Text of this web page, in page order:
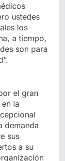
ustedes
los
a tiempo,
son para
el gran
la
demanda
sus
a su